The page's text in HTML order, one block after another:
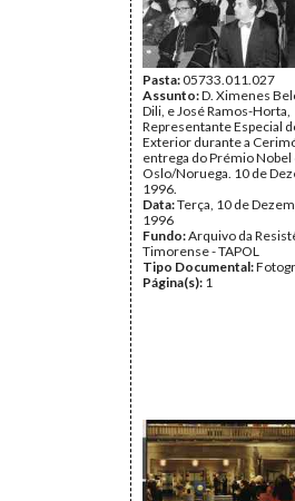
Pasta:05733.011.027
Assunto:D. Ximenes
Dili, e José Ramos-Horta,
Representante Especial
Exterior durante a
entrega do Prémio Nobel
Oslo/Noruega. 10 de
1996.
Data:Terça, 10 de
1996
Fundo:Arquivo da
Timorense - TAPOL
Tipo Documental:
Página(s): 1